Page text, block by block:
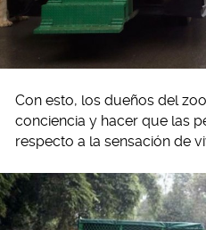
Con esto, los dueños del
conciencia y hacer que las
respecto a la sensación de